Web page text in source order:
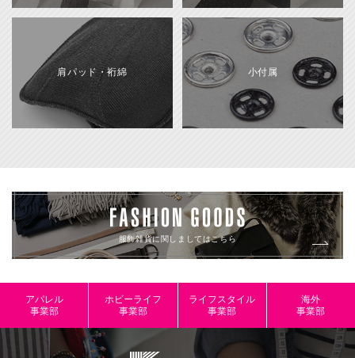
肩パッド・裄綿 小付属
服飾雑貨に関しましてはこちら
アパレル
事業部
ホビーライフ
事業部
ライフスタイル
事業部
海外
事業部